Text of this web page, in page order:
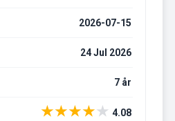
2026-07-15
24 Jul 2026
7 år
★★★★★ 4.08